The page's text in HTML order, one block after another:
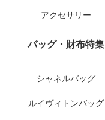
アクセサリー
バッグ・財布特集
シャネルバッグ
ルイヴィトンバッグ